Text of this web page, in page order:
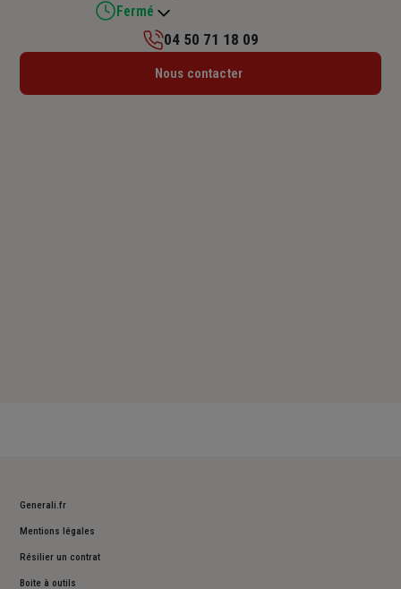
Fermé
Lundi : 14h – 18h
04 50 71 18 09
Nous contacter
Generali.fr
Mentions légales
Résilier un contrat
Boite à outils